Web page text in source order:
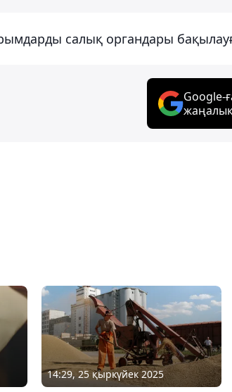
салық органдары
Google-
14:29, 25 қыркүйек 2025